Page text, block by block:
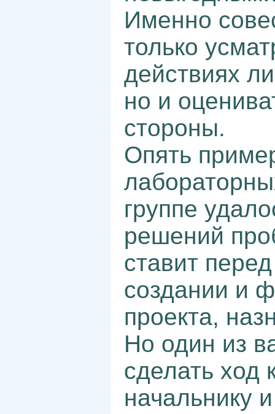
Именно
только
действиях
но и
стороны.
Опять
группе
решений
ставит
создании и
проекта,
Но один из
сделать ход
начальнику